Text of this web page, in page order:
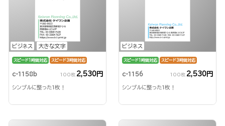
ビジネス 大きな文字
スピード1時間対応 スピード3時間対応
c-1158b 100枚 2,530円
シンプルに整った1枚！
ビジネス
スピード1時間対応 スピード3時間対応
c-1156 100枚 2,530円
シンプルに整った1枚！